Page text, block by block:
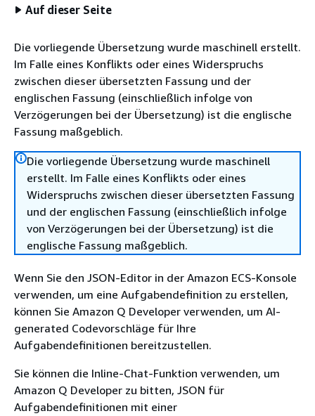
Auf dieser Seite
Die vorliegende Übersetzung wurde maschinell erstellt.
Im Falle eines Konflikts oder eines Widerspruchs
zwischen dieser übersetzten Fassung und der
englischen Fassung (einschließlich infolge von
Verzögerungen bei der Übersetzung) ist die englische
Fassung maßgeblich.
Die vorliegende Übersetzung wurde maschinell
erstellt. Im Falle eines Konflikts oder eines
Widerspruchs zwischen dieser übersetzten Fassung
und der englischen Fassung (einschließlich infolge
von Verzögerungen bei der Übersetzung) ist die
englische Fassung maßgeblich.
Wenn Sie den JSON-Editor in der Amazon ECS-Konsole
verwenden, um eine Aufgabendefinition zu erstellen,
können Sie Amazon Q Developer verwenden, um AI-
generated Codevorschläge für Ihre
Aufgabendefinitionen bereitzustellen.
Sie können die Inline-Chat-Funktion verwenden, um
Amazon Q Developer zu bitten, JSON für
Aufgabendefinitionen mit einer